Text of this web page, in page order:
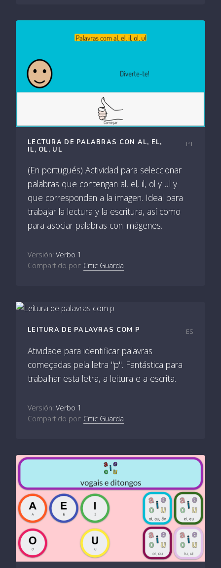
LECTURA DE PALABRAS CON AL, EL,
IL, OL, UL
PT
(En portugués) Actividad para seleccionar
palabras que contengan al, el, il, ol y ul y
que correspondan a la imagen. Ideal para
trabajar la lectura y la escritura, así como
para asociar palabras con imágenes.
Versión: Verbo 1
Compartido por: Crtic Guarda
LEITURA DE PALAVRAS COM P ES
Atividade para identificar palavras
começadas pela letra "p". Fantástica para
trabalhar esta letra, a leitura e a escrita.
Versión: Verbo 1
Compartido por: Crtic Guarda